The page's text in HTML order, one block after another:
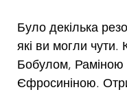
Було декілька
які ви могли чути.
Бобулом, Раміною
Єфросиніною.